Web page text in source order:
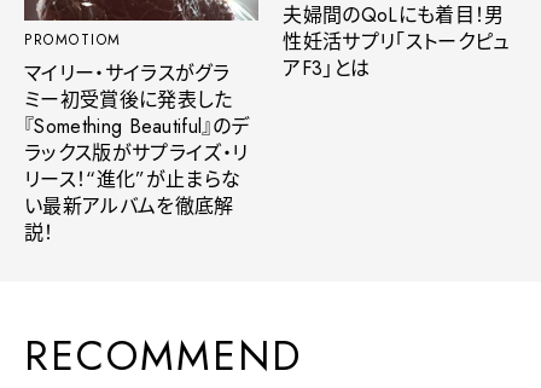
PROMOTIOM
マイリー・サイラスがグラ
ミー初受賞後に発表した
『Something Beautiful』のデ
ラックス版がサプライズ・リ
リース！“進化”が止まらな
い最新アルバムを徹底解
説！
夫婦間のQoLにも着目！男
性妊活サプリ「ストークピュ
アF3」とは
RECOMMEND